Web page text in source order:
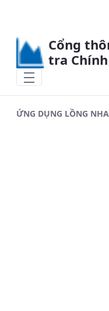
Cổng
tra
ỨNG DỤNG LỒNG